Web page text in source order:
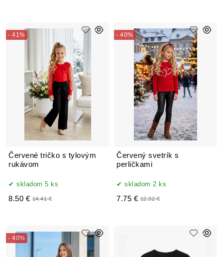
Červené tričko s tylovým
rukávom
- 41%
skladom 5 ks
8.50 € 14.41 €
Červený svetrík s
perličkami
- 40%
skladom 2 ks
7.75 € 12.92 €
- 40%